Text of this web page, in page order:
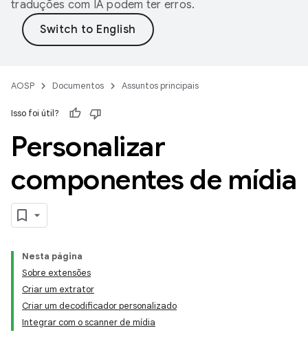
traduções com IA podem ter erros.
AOSP Documentos Assuntos principais
Isso foi útil?
Personalizar
componentes de mídia
Nesta página
Sobre extensões
Criar um extrator
Criar um decodificador personalizado
Integrar com o scanner de mídia